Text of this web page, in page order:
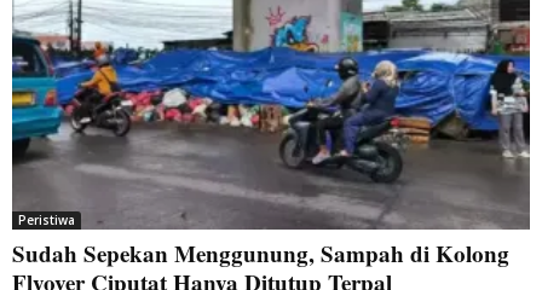
Peristiwa
Sudah Sepekan Menggunung, Sampah di Kolong
Flyover Ciputat Hanya Ditutup Terpal